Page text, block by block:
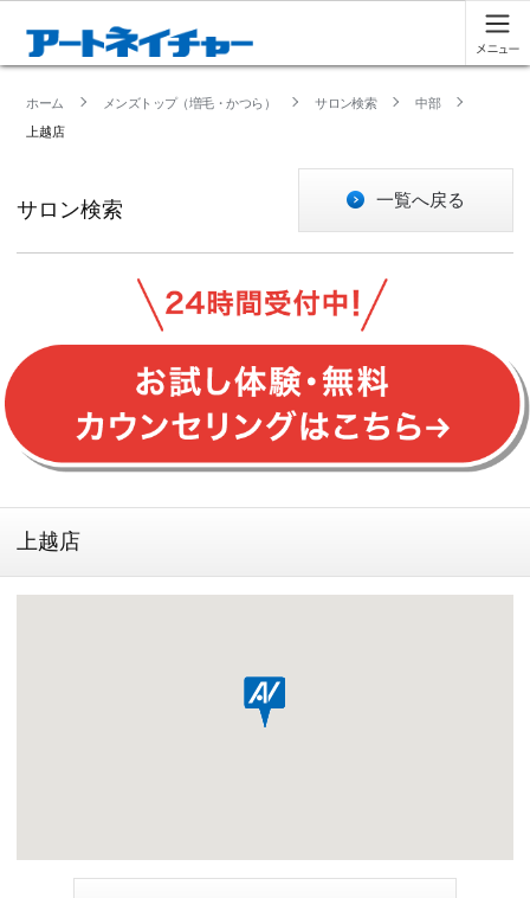
ホーム メンズトップ（増毛・かつら） サロン検索
中部
上越店
サロン検索 一覧へ戻る
上越店